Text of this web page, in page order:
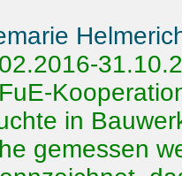
in
gemessen